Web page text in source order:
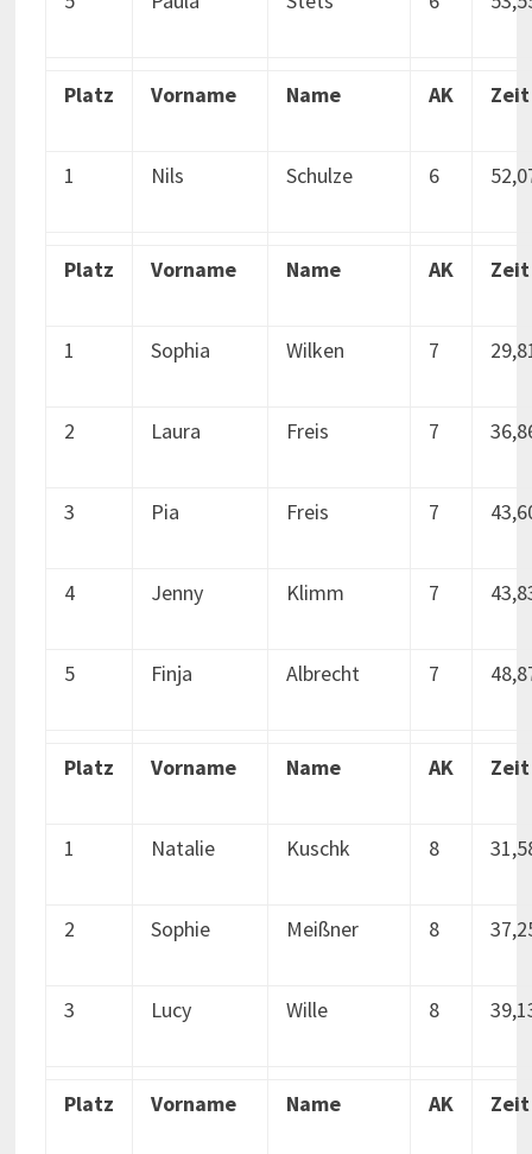
Platz Vorname Name AK Zeit
1 Nils Schulze 6
Platz Vorname Name AK Zeit
1 Sophia Wilken 7
2 Laura Freis 7
3 Pia Freis 7
4 Jenny Klimm 7
5 Finja Albrecht 7
Platz Vorname Name AK Zeit
1 Natalie Kuschk 8
2 Sophie Meißner 8
3 Lucy Wille 8
Platz Vorname Name AK Zeit